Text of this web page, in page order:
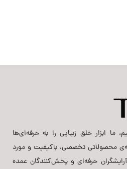
ما ابزار خلق زیبایی را به حرفه‌ای‌ها
محصولاتی تخصصی، باکیفیت و مورد
آرایشگران حرفه‌ای و پخش‌کنندگان عمده